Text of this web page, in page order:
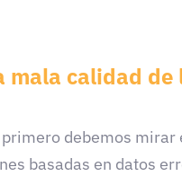
mala calidad de
debemos
basadas en datos